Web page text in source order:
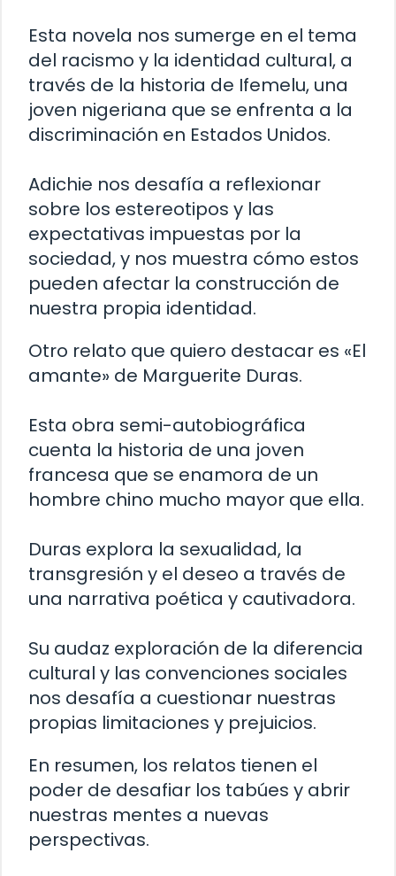
Esta novela nos sumerge en el tema
del racismo y la identidad cultural, a
través de la historia de Ifemelu, una
joven nigeriana que se enfrenta a la
discriminación en Estados Unidos.
Adichie nos desafía a reflexionar
sobre los estereotipos y las
expectativas impuestas por la
sociedad, y nos muestra cómo estos
pueden afectar la construcción de
nuestra propia identidad.
Otro relato que quiero destacar es «El
amante» de Marguerite Duras.
Esta obra semi-autobiográfica
cuenta la historia de una joven
francesa que se enamora de un
hombre chino mucho mayor que ella.
Duras explora la sexualidad, la
transgresión y el deseo a través de
una narrativa poética y cautivadora.
Su audaz exploración de la diferencia
cultural y las convenciones sociales
nos desafía a cuestionar nuestras
propias limitaciones y prejuicios.
En resumen, los relatos tienen el
poder de desafiar los tabúes y abrir
nuestras mentes a nuevas
perspectivas.